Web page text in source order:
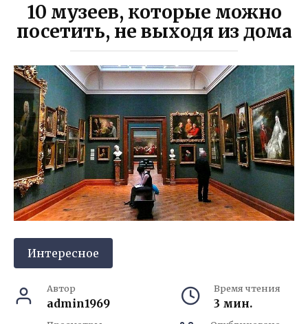
10 музеев, которые можно
посетить, не выходя из дома
Интересное
Автор
admin1969
Время чтения
3 мин.